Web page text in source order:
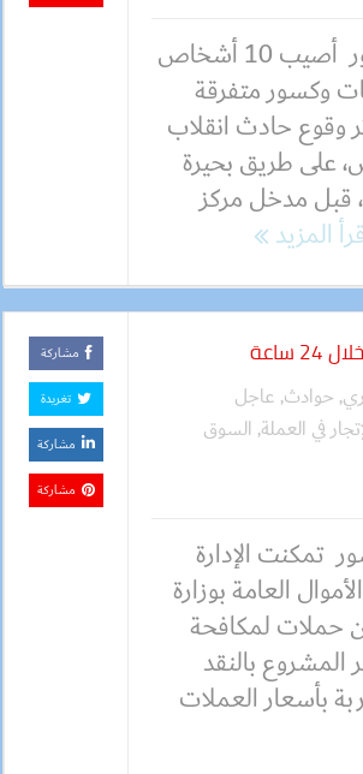
كتبت ـ آية عاشور أصيب 10 أشخاص
وكسور متفرقة
وقوع حادث انقلاب
على طريق بحيرة
قبل مدخل مركز
المزيد
, حوادث, عاجل
في العملة, السوق
تمكنت الإدارة
العامة بوزارة
حملات لمكافحة
المشروع بالنقد
بأسعار العملات
مشاركة
تغريدة
مشاركة
مشاركة